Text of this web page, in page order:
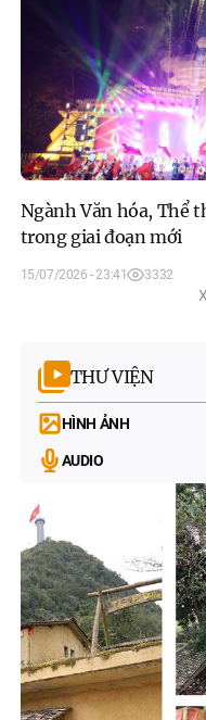
Ngành Văn hóa, Thể
trong giai đoạn mới
15/07/2026 - 23:41 3332
THƯ VIỆN
HÌNH ẢNH
AUDIO